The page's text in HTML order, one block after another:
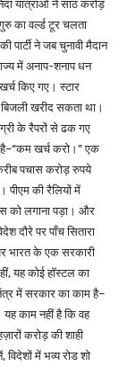
यात्राओं ने साठ करोड़
का वर्ल्ड टूर चलता
ने जब चुनावी मैदान
में अनाप-शनाप धन
किए गए। स्टार
बिजली खरीद सकता था।
के रैपरों से ढक गए
खर्च करो।” एक
करीब पचास करोड़ रुपये
पीएम की रैलियों में
को लगाना पड़ा। और
दौरे पर पाँच सितारा
भारत के एक सरकारी
यह कोई हॉस्टल का
में सरकार का काम है–
काम नहीं है कि वह
करोड़ की शाही
में भव्य रोड शो